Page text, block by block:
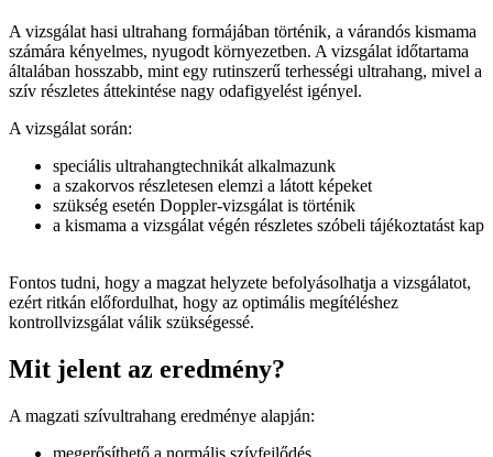
A vizsgálat hasi ultrahang formájában történik, a várandós kismama
számára kényelmes, nyugodt környezetben. A vizsgálat időtartama
általában hosszabb, mint egy rutinszerű terhességi ultrahang, mivel a
szív részletes áttekintése nagy odafigyelést igényel.
A vizsgálat során:
speciális ultrahangtechnikát alkalmazunk
a szakorvos részletesen elemzi a látott képeket
szükség esetén Doppler-vizsgálat is történik
a kismama a vizsgálat végén részletes szóbeli tájékoztatást kap
Fontos tudni, hogy a magzat helyzete befolyásolhatja a vizsgálatot,
ezért ritkán előfordulhat, hogy az optimális megítéléshez
kontrollvizsgálat válik szükségessé.
Mit jelent az eredmény?
A magzati szívultrahang eredménye alapján:
megerősíthető a normális szívfejlődés